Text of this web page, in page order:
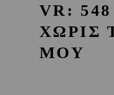
VR:
ΧΩΡΙΣ
ΜΟΥ